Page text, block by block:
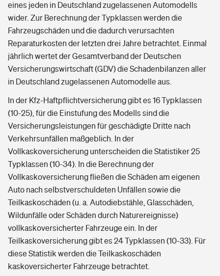
eines jeden in Deutschland zugelassenen Automodells
wider. Zur Berechnung der Typklassen werden die
Fahrzeugschäden und die dadurch verursachten
Reparaturkosten der letzten drei Jahre betrachtet. Einmal
jährlich wertet der Gesamtverband der Deutschen
Versicherungswirtschaft (GDV) die Schadenbilanzen aller
in Deutschland zugelassenen Automodelle aus.
In der Kfz-Haftpflichtversicherung gibt es 16 Typklassen
(10-25), für die Einstufung des Modells sind die
Versicherungsleistungen für geschädigte Dritte nach
Verkehrsunfällen maßgeblich. In der
Vollkaskoversicherung unterscheiden die Statistiker 25
Typklassen (10-34). In die Berechnung der
Vollkaskoversicherung fließen die Schäden am eigenen
Auto nach selbstverschuldeten Unfällen sowie die
Teilkaskoschäden (u. a. Autodiebstähle, Glasschäden,
Wildunfälle oder Schäden durch Naturereignisse)
vollkaskoversicherter Fahrzeuge ein. In der
Teilkaskoversicherung gibt es 24 Typklassen (10-33). Für
diese Statistik werden die Teilkaskoschäden
kaskoversicherter Fahrzeuge betrachtet.